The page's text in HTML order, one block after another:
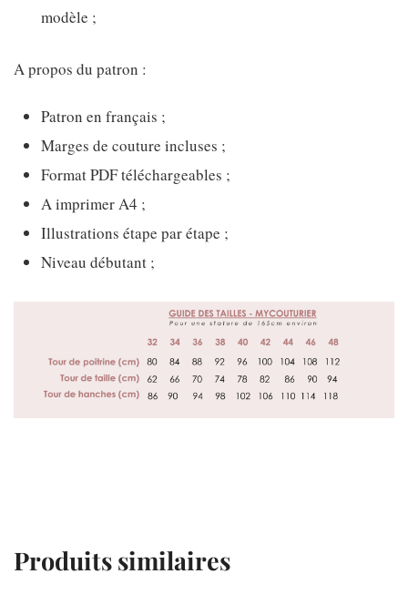
modèle ;
A propos du patron :
Patron en français ;
Marges de couture incluses ;
Format PDF téléchargeables ;
A imprimer A4 ;
Illustrations étape par étape ;
Niveau débutant ;
Produits similaires